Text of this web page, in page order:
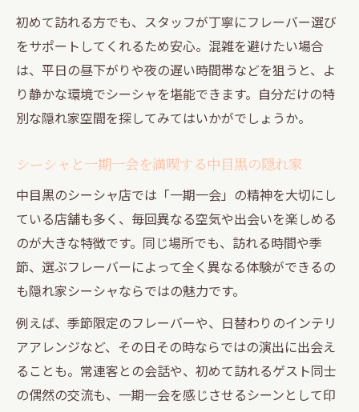
初めて訪れる方でも、スタッフが丁寧にフレーバー選び
をサポートしてくれるため安心。混雑を避けたい場合
は、平日の昼下がりや夜の遅い時間帯などを狙うと、よ
り静かな環境でシーシャを堪能できます。自分だけの特
別な隠れ家空間を探してみてはいかがでしょうか。
シーシャと一期一会を満喫する中目黒の隠れ家
中目黒のシーシャ店では「一期一会」の精神を大切にし
ている店舗も多く、毎回異なる空気や出会いを楽しめる
のが大きな特徴です。同じ場所でも、訪れる時間や季
節、選ぶフレーバーによって全く異なる体験ができるの
も隠れ家シーシャならではの魅力です。
例えば、季節限定のフレーバーや、日替わりのインテリ
アアレンジなど、その日その時ならではの演出に出会え
ることも。常連客との会話や、初めて訪れるゲスト同士
の偶然の交流も、一期一会を感じさせるシーンとして印